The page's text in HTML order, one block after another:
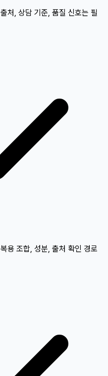
출처, 상담 기준, 품질 신호는 필
복용 조합, 성분, 출처 확인 경로